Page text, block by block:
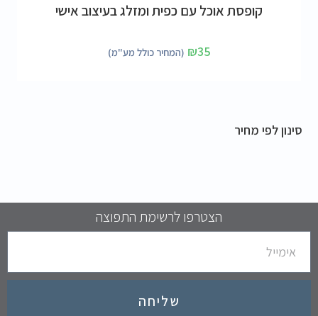
קופסת אוכל עם כפית ומזלג בעיצוב אישי
₪35 (המחיר כולל מע"מ)
סינון לפי מחיר
הצטרפו לרשימת התפוצה
שליחה